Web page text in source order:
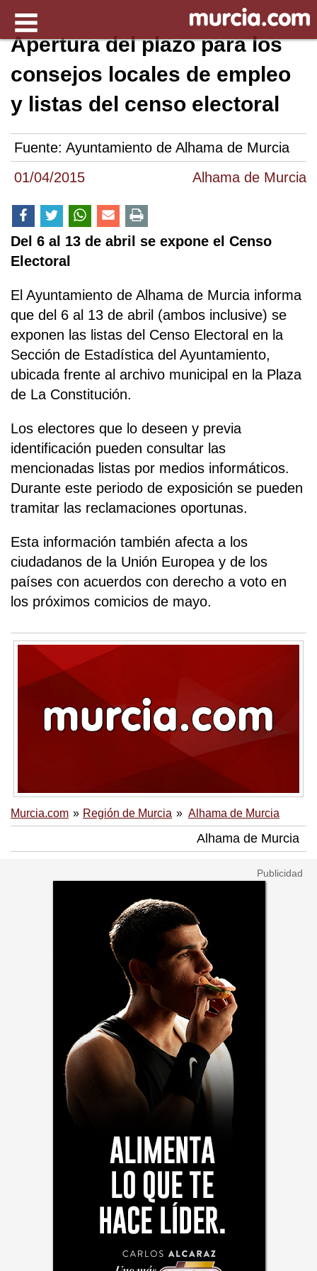
01/04/2015 Alhama de Murcia
Apertura del plazo para los
consejos locales de empleo
y listas del censo electoral
Fuente: Ayuntamiento de Alhama de Murcia
Del 6 al 13 de abril se expone el Censo
Electoral
El Ayuntamiento de Alhama de Murcia informa
que del 6 al 13 de abril (ambos inclusive) se
exponen las listas del Censo Electoral en la
Sección de Estadística del Ayuntamiento,
ubicada frente al archivo municipal en la Plaza
de La Constitución.
Los electores que lo deseen y previa
identificación pueden consultar las
mencionadas listas por medios informáticos.
Durante este periodo de exposición se pueden
tramitar las reclamaciones oportunas.
Esta información también afecta a los
ciudadanos de la Unión Europea y de los
países con acuerdos con derecho a voto en
los próximos comicios de mayo.
Murcia.com Región de Murcia Alhama de Murcia
Alhama de Murcia